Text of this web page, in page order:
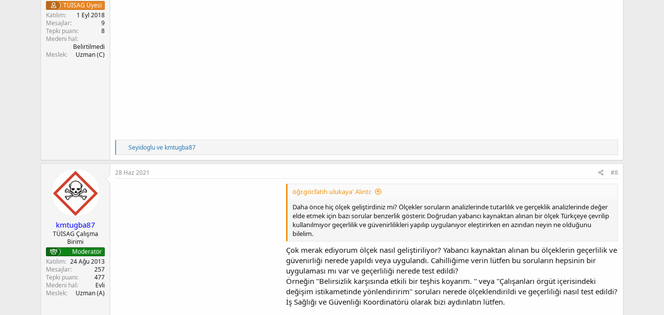
TÜİSAG Üyesi
Katılım
1 Eyl 2018
Mesajlar
9
Tepki puanı
8
Medeni hal
Belirtilmedi
Meslek
Uzman (C)
T
e
p
k
Seyidogluve kmtugba87
kmtugba87
TÜİSAG Çalışma
Birimi
Moderatör
Katılım
24 Ağu 2013
Mesajlar
257
Tepki puanı
477
Medeni hal
Evli
Meslek
Uzman (A)
28 Haz 2021 #8
öğr.gör.fatih ulukaya' Alıntı:
Daha önce hiç ölçek geliştirdiniz mi? Ölçekler soruların analizlerinde tutarlılık ve gerçeklik analizlerinde değer
elde etmek için bazı sorular benzerlik gösterir. Doğrudan yabancı kaynaktan alınan bir ölçek Türkçeye çevrilip
kullanılmıyor geçerlilik ve güvenirlilikleri yapılıp uygulanıyor eleştirirken en azından neyin ne olduğunu
bilelim.
Çok merak ediyorum ölçek nasıl geliştiriliyor? Yabancı kaynaktan alınan bu ölçeklerin geçerlilik ve
güvenirliği nerede yapıldı veya uygulandı. Cahilliğime verin lütfen bu soruların hepsinin bir
uygulaması mı var ve geçerliliği nerede test edildi?
Örneğin ''Belirsizlik karşısında etkili bir teşhis koyarım. '' veya ''Çalışanları örgüt içerisindeki
değişim istikametinde yönlendiririm'' soruları nerede ölçeklendirildi ve geçerliliği nasıl test edildi?
İş Sağlığı ve Güvenliği Koordinatörü olarak bizi aydınlatın lütfen.